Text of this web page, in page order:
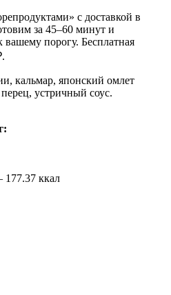
с доставкой в
за 45–60 минут и
вашему порогу. Бесплатная
кальмар, японский омлет
устричный соус.
177.37 ккал